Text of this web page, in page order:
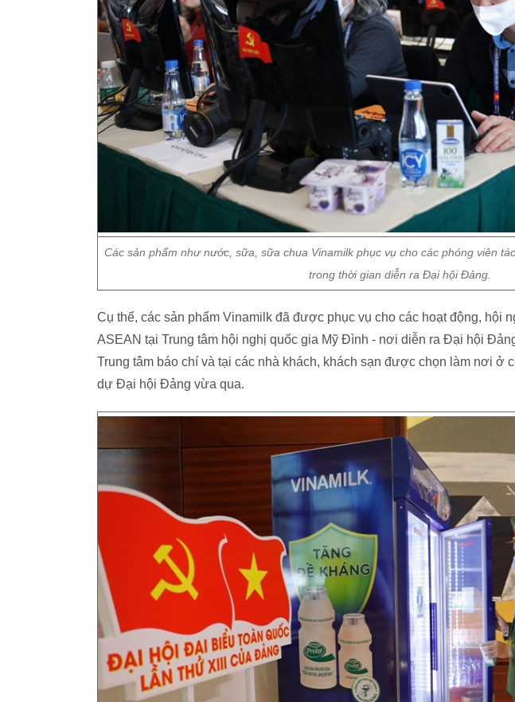
Các sản phẩm như nước, sữa, sữa chua Vinamilk phục vụ cho các phóng viên
trong thời gian diễn ra Đại hội Đảng.
Cụ thể, các sản phẩm Vinamilk đã được phục vụ cho các hoạt động, hội
ASEAN tại Trung tâm hội nghị quốc gia Mỹ Đình - nơi diễn ra Đại hội
Trung tâm báo chí và tại các nhà khách, khách sạn được chọn làm nơi ở
dự Đại hội Đảng vừa qua.